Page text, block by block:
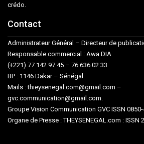
crédo.
Contact
Administrateur Général – Directeur de
Responsable commercial : Awa DIA
(+221) 77 142 97 45 – 76 636 02 33
BP : 1146 Dakar – Sénégal
Mails : thieysenegal.com@gmail.com –
gvc.communication@gmail.com.
Groupe Vision Communication GVC ISSN
Organe de Presse : THEYSENEGAL.com : ISSN